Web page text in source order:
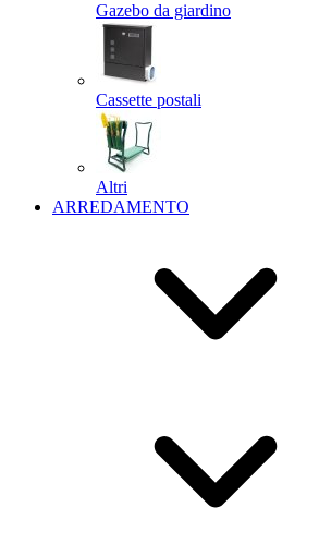
Gazebo da giardino
Cassette postali
Altri
ARREDAMENTO